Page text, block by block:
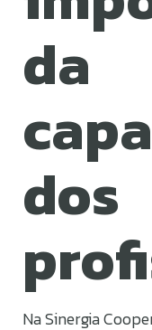
da
dos
Na Sinergia